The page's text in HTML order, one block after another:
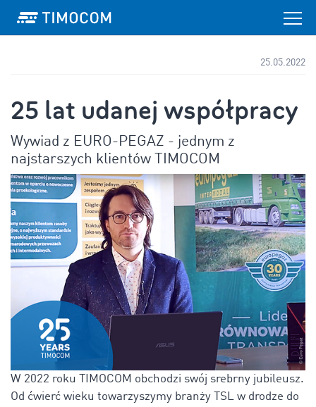
25.05.2022
25 lat udanej współpracy
Wywiad z EURO-PEGAZ - jednym z
najstarszych klientów TIMOCOM
W 2022 roku TIMOCOM obchodzi swój srebrny jubileusz.
Od ćwierć wieku towarzyszymy branży TSL w drodze do